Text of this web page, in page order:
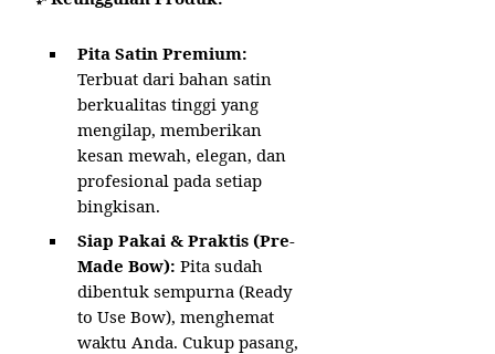
Pita Satin Premium:
Terbuat dari bahan satin
berkualitas tinggi yang
mengilap, memberikan
kesan mewah, elegan, dan
profesional pada setiap
bingkisan.
Siap Pakai & Praktis (Pre-
Made Bow): Pita sudah
dibentuk sempurna (Ready
to Use Bow), menghemat
waktu Anda. Cukup pasang,